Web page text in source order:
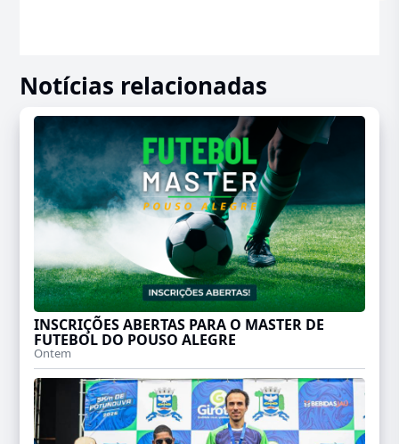
Notícias relacionadas
INSCRIÇÕES ABERTAS PARA O MASTER DE
FUTEBOL DO POUSO ALEGRE
Ontem